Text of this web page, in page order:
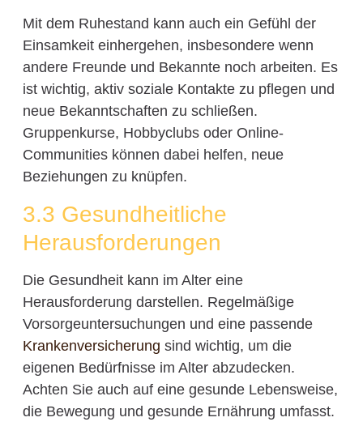
Mit dem Ruhestand kann auch ein Gefühl der
Einsamkeit einhergehen, insbesondere wenn
andere Freunde und Bekannte noch arbeiten. Es
ist wichtig, aktiv soziale Kontakte zu pflegen und
neue Bekanntschaften zu schließen.
Gruppenkurse, Hobbyclubs oder Online-
Communities können dabei helfen, neue
Beziehungen zu knüpfen.
3.3 Gesundheitliche
Herausforderungen
Die Gesundheit kann im Alter eine
Herausforderung darstellen. Regelmäßige
Vorsorgeuntersuchungen und eine passende
Krankenversicherung sind wichtig, um die
eigenen Bedürfnisse im Alter abzudecken.
Achten Sie auch auf eine gesunde Lebensweise,
die Bewegung und gesunde Ernährung umfasst.